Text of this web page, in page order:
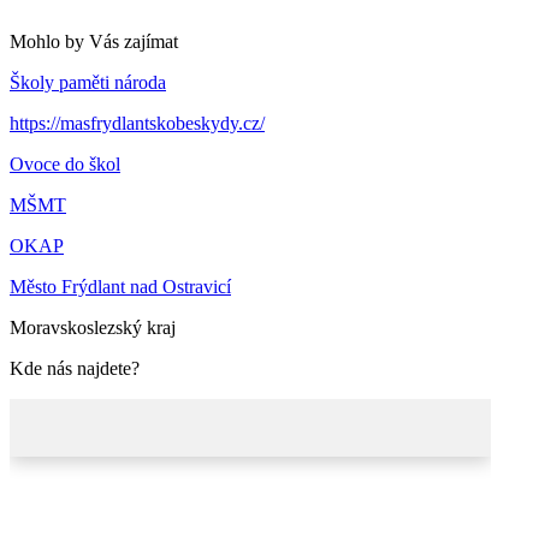
Mohlo by Vás zajímat
Školy paměti národa
https://masfrydlantskobeskydy.cz/
Ovoce do škol
MŠMT
OKAP
Město Frýdlant nad Ostravicí
Moravskoslezský kraj
Kde nás najdete?